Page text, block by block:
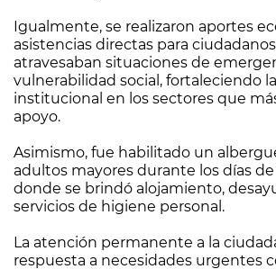
Igualmente, se realizaron aportes
asistencias directas para
atravesaban situaciones de
vulnerabilidad social, fortaleciendo
institucional en los sectores que
apoyo.
Asimismo, fue habilitado un
adultos mayores durante los días
donde se brindó alojamiento,
servicios de higiene personal.
La atención permanente a la
respuesta a necesidades urgentes